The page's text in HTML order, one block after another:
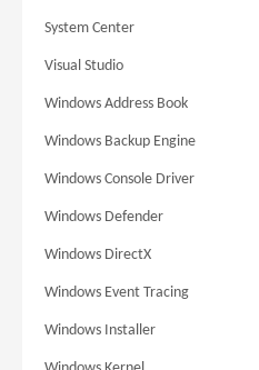
System Center
Visual Studio
Windows Address Book
Windows Backup Engine
Windows Console Driver
Windows Defender
Windows DirectX
Windows Event Tracing
Windows Installer